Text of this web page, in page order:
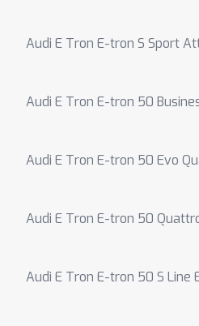
Audi E Tron E-tron S Sport
Audi E Tron E-tron 50
Audi E Tron E-tron 50 Evo
Audi E Tron E-tron 50
Audi E Tron E-tron 50 S Line